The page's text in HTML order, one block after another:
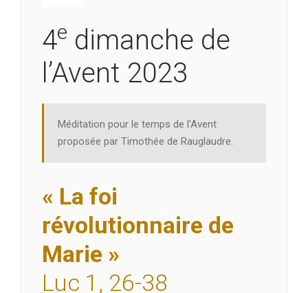
4e dimanche de
l’Avent 2023
Méditation pour le temps de l’Avent
proposée par Timothée de Rauglaudre.
« La foi
révolutionnaire de
Marie »
Luc 1, 26-38